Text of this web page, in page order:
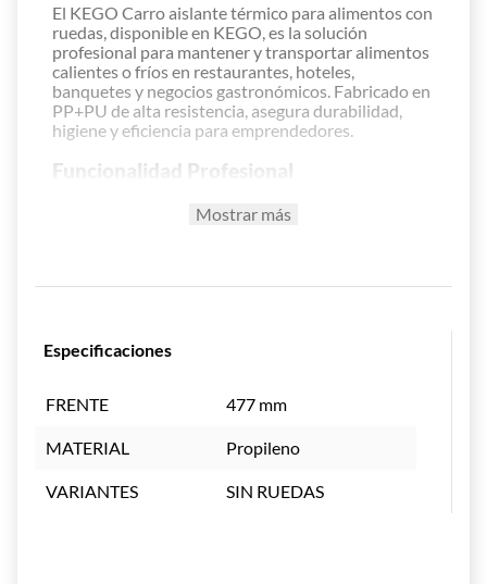
El KEGO Carro aislante térmico para alimentos con
ruedas, disponible en KEGO, es la solución
profesional para mantener y transportar alimentos
calientes o fríos en restaurantes, hoteles,
banquetes y negocios gastronómicos. Fabricado en
PP+PU de alta resistencia, asegura durabilidad,
higiene y eficiencia para emprendedores.
Funcionalidad Profesional
Mantiene alimentos calientes o fríos por más
Con ruedas resistentes para un transporte
restaurantes y hoteles.
de gran durabilidad.
Tapa de cierre seguro para conservar
Mostrar más
Especificaciones
FRENTE 477 mm
MATERIAL Propileno
SIN RUEDAS